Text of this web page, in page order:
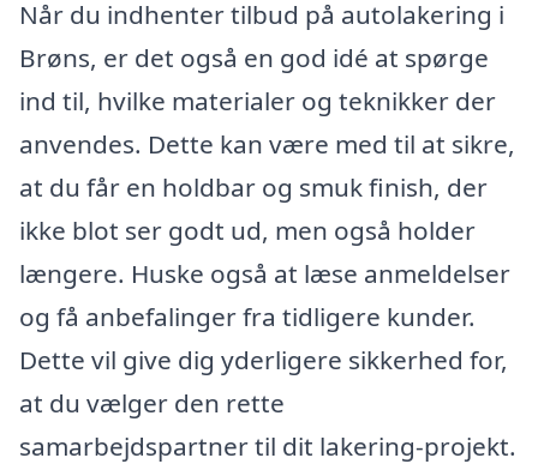
Når du indhenter tilbud på autolakering i
Brøns, er det også en god idé at spørge
ind til, hvilke materialer og teknikker der
anvendes. Dette kan være med til at sikre,
at du får en holdbar og smuk finish, der
ikke blot ser godt ud, men også holder
længere. Huske også at læse anmeldelser
og få anbefalinger fra tidligere kunder.
Dette vil give dig yderligere sikkerhed for,
at du vælger den rette
samarbejdspartner til dit lakering-projekt.